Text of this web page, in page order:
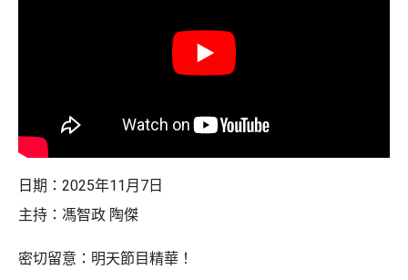
日期：2025年11月7日
主持：馮智政 陶傑
密切留意：明天節目精華！